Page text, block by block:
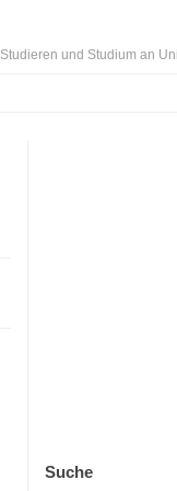
Studieren und Studium an
Suche